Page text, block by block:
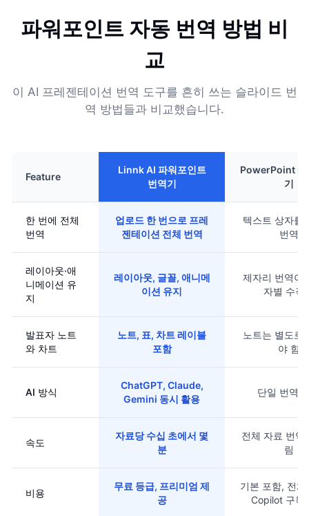
파워포인트 자동 번역 방법 비
교
이 AI 프레젠테이션 번역 도구를 흔히 쓰는 슬라이드 번
역 방법들과 비교했습니다.
Feature
Linnk AI 파워포인트
번역기
PowerPoint 내
기
한 번에 전체
번역
업로드 한 번으로 프레
젠테이션 전체 번역
텍스트 상자를
번역
레이아웃·애
니메이션 유
지
레이아웃, 글꼴, 애니메
이션 유지
제자리 번역이
자별 수작
발표자 노트
와 차트
노트, 표, 차트 레이블
포함
노트는 별도로
야 함
AI 방식
ChatGPT, Claude,
Gemini 동시 활용
단일 번역
속도
자료당 수십 초에서 몇
분
전체 자료 번역
림
비용
무료 등급, 프리미엄 제
공
기본 포함, 전체
Copilot 구독